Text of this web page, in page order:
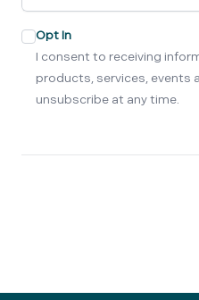
Opt In
I consent to receiving
products, services, events
unsubscribe at any time.